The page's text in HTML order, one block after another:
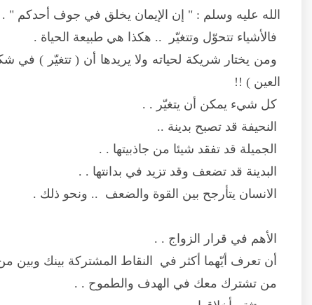
الله عليه وسلم : " إن الإيمان يخلق في جوف أحدكم " .
فالأشياء تتحوّل وتتغيّر .. هكذا هي طبيعة الحياة .
ومن يختار شريكة لحياته ولا يريدها أن ( تتغيّر ) في
العين ) !!
كل شيء يمكن أن يتغيّر . .
النحيفة قد تصبح بدينة ..
الجميلة قد تفقد شيئا من جاذبيتها . .
البدينة قد تضعف وقد تزيد في بدانتها . .
الانسان يتأرجح بين القوة والضعف .. ونحو ذلك .
الأهم في قرار الزواج . .
أن تعرف أيّهما أكثر في النقاط المشتركة بينك وبين
من تشترك معك في الهدف والطموح . .